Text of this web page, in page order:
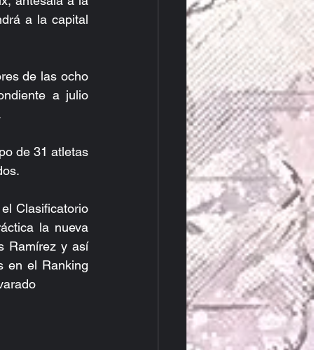
a la capital
de las ocho
a julio
de 31 atletas
Clasificatorio
la nueva
Ramírez y así
en el Ranking